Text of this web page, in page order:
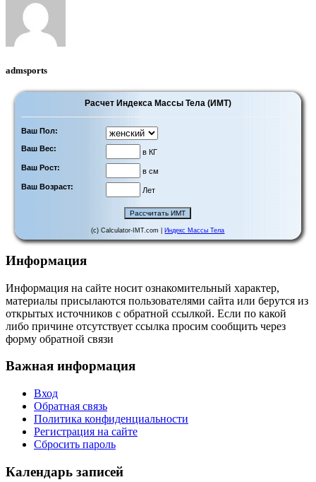
admsports
Расчет Индекса Массы Тела (ИМТ)
Ваш Пол:
Ваш Вес:
в КГ
Ваш Рост:
в см
Ваш Возраст:
Лет
(c) Calculator-IMT.com | Индекс Массы Тела
Информация
Информация на сайте носит ознакомительный характер,
материалы присылаются пользователями сайта или берутся из
открытых источников с обратной ссылкой. Если по какой
либо причине отсутствует ссылка просим сообщить через
форму обратной связи
Важная информация
Вход
Обратная связь
Политика конфиденциальности
Регистрация на сайте
Сбросить пароль
Календарь записей